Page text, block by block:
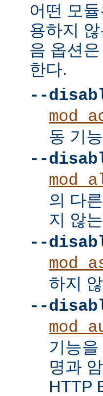
어떤 모
용하지
음 옵션
한다.
--
동 기
--
의 다
지 않
--
하지
--
기능
명과
HTTP